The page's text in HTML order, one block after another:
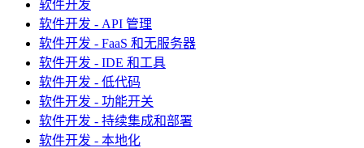
软件开发
软件开发 - API 管理
软件开发 - FaaS 和无服务器
软件开发 - IDE 和工具
软件开发 - 低代码
软件开发 - 功能开关
软件开发 - 持续集成和部署
软件开发 - 本地化